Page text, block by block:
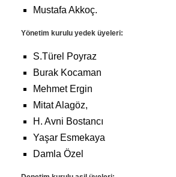
Mustafa Akkoç.
Yönetim kurulu yedek üyeleri:
S.Türel Poyraz
Burak Kocaman
Mehmet Ergin
Mitat Alagöz,
H. Avni Bostancı
Yaşar Esmekaya
Damla Özel